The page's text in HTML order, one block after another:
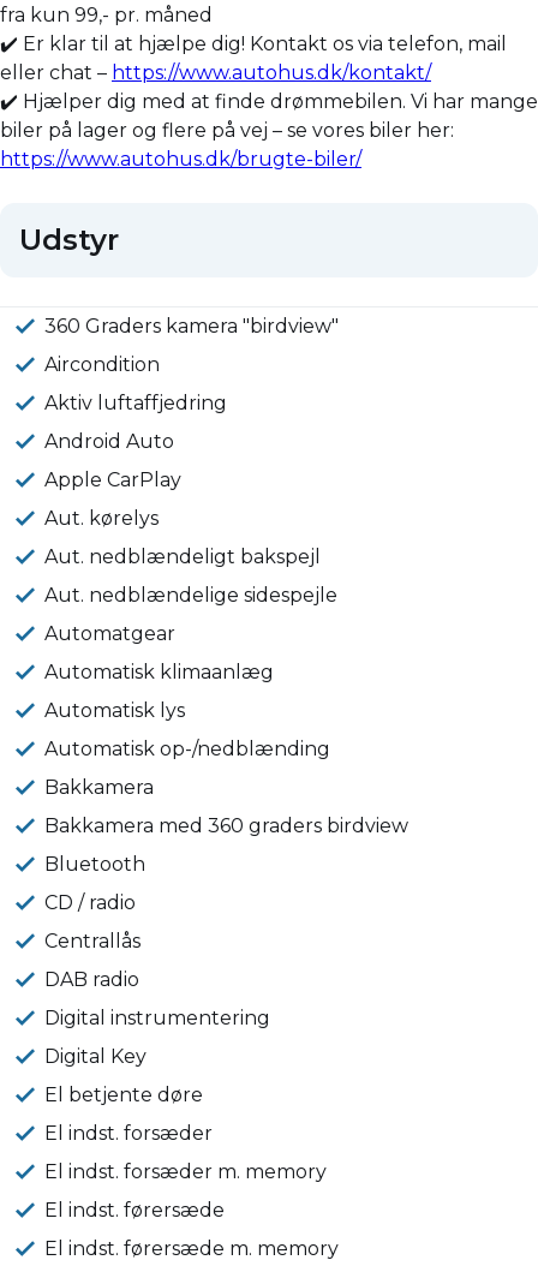
fra kun 99,- pr. måned
✔️ Er klar til at hjælpe dig! Kontakt os via telefon, mail
eller chat – https://www.autohus.dk/kontakt/
✔️ Hjælper dig med at finde drømmebilen. Vi har mange
biler på lager og flere på vej – se vores biler her:
https://www.autohus.dk/brugte-biler/
Udstyr
360 Graders kamera "birdview"
Aircondition
Aktiv luftaffjedring
Android Auto
Apple CarPlay
Aut. kørelys
Aut. nedblændeligt bakspejl
Aut. nedblændelige sidespejle
Automatgear
Automatisk klimaanlæg
Automatisk lys
Automatisk op-/nedblænding
Bakkamera
Bakkamera med 360 graders birdview
Bluetooth
CD / radio
Centrallås
DAB radio
Digital instrumentering
Digital Key
El betjente døre
El indst. forsæder
El indst. forsæder m. memory
El indst. førersæde
El indst. førersæde m. memory